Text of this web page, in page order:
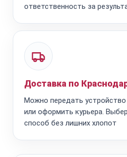
ответственность за
Доставка по
Можно передать
или оформить курьера.
способ без лишних хлопот